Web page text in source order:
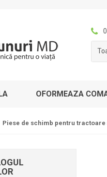
OFORMEAZA
Piese de schimb pentru